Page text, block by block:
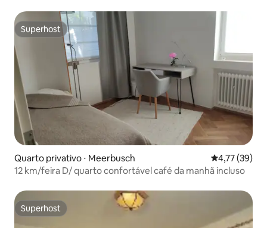
Superhost
Superhost
Quarto privativo ⋅ Meerbusch 4,77 de uma
4,77 (39)
12 km/feira D/ quarto confortável café da manhã incluso
Superhost
Superhost